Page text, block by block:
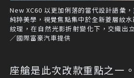
New XC60 以更加俐落的當代設計語彙
純粹美學，視覺焦點集中於全新菱層紋
紋理，在自然光影折射變化下，交織出
／國際富豪汽車提供
座艙是此次改款重點之一